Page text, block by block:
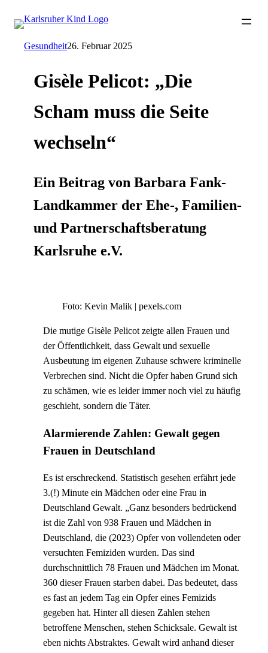
Gesundheit26. Februar 2025
Gisèle Pelicot: „Die
Scham muss die Seite
wechseln“
Ein Beitrag von Barbara Fank-
Landkammer der Ehe-, Familien-
und Partnerschaftsberatung
Karlsruhe e.V.
Foto: Kevin Malik | pexels.com
Die mutige Gisèle Pelicot zeigte allen Frauen und
der Öffentlichkeit, dass Gewalt und sexuelle
Ausbeutung im eigenen Zuhause schwere kriminelle
Verbrechen sind. Nicht die Opfer haben Grund sich
zu schämen, wie es leider immer noch viel zu häufig
geschieht, sondern die Täter.
Alarmierende Zahlen: Gewalt gegen
Frauen in Deutschland
Es ist erschreckend. Statistisch gesehen erfährt jede
3.(!) Minute ein Mädchen oder eine Frau in
Deutschland Gewalt. „Ganz besonders bedrückend
ist die Zahl von 938 Frauen und Mädchen in
Deutschland, die (2023) Opfer von vollendeten oder
versuchten Femiziden wurden. Das sind
durchschnittlich 78 Frauen und Mädchen im Monat.
360 dieser Frauen starben dabei. Das bedeutet, dass
es fast an jedem Tag ein Opfer eines Femizids
gegeben hat. Hinter all diesen Zahlen stehen
betroffene Menschen, stehen Schicksale. Gewalt ist
eben nichts Abstraktes. Gewalt wird anhand dieser